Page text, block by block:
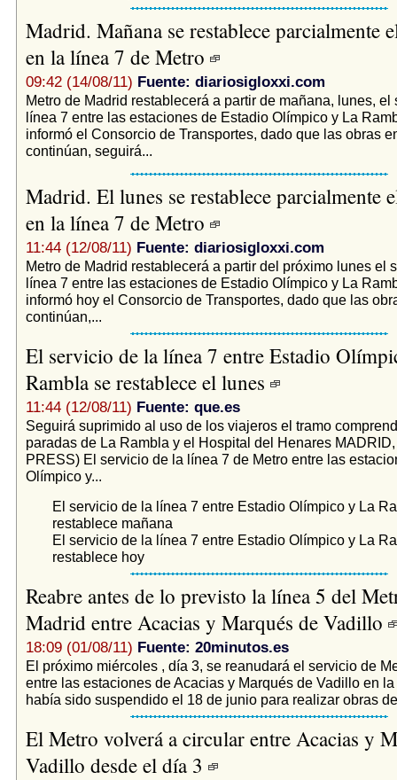
Madrid. Mañana se restablece parcialmente
en la línea 7 de Metro
09:42 (14/08/11) Fuente: diariosigloxxi.com
Metro de Madrid restablecerá a partir de mañana, lunes, el
línea 7 entre las estaciones de Estadio Olímpico y La
informó el Consorcio de Transportes, dado que las obras
continúan, seguirá...
Madrid. El lunes se restablece parcialmente
en la línea 7 de Metro
11:44 (12/08/11) Fuente: diariosigloxxi.com
Metro de Madrid restablecerá a partir del próximo lunes el
línea 7 entre las estaciones de Estadio Olímpico y La
informó hoy el Consorcio de Transportes, dado que las
continúan,...
El servicio de la línea 7 entre Estadio
Rambla se restablece el lunes
11:44 (12/08/11) Fuente: que.es
Seguirá suprimido al uso de los viajeros el tramo
paradas de La Rambla y el Hospital del Henares
PRESS) El servicio de la línea 7 de Metro entre las
Olímpico y...
El servicio de la línea 7 entre Estadio Olímpico y La
restablece mañana
El servicio de la línea 7 entre Estadio Olímpico y La
restablece hoy
Reabre antes de lo previsto la línea 5 del
Madrid entre Acacias y Marqués de Vadillo
18:09 (01/08/11) Fuente: 20minutos.es
El próximo miércoles , día 3, se reanudará el servicio de
entre las estaciones de Acacias y Marqués de Vadillo en
había sido suspendido el 18 de junio para realizar obras
El Metro volverá a circular entre Acacias y
Vadillo desde el día 3